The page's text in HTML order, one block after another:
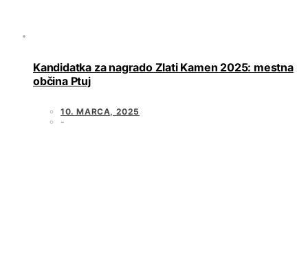
Kandidatka za nagrado Zlati Kamen 2025: mestna
občina Ptuj
10. MARCA, 2025